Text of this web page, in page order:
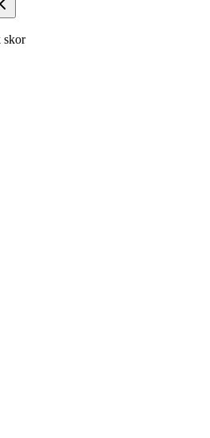
skor